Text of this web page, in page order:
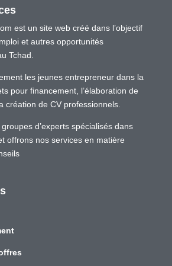
est un site web créé dans l’objectif
et autres opportunités
Tchad.
les jeunes entrepreneur dans la
pour financement, l’élaboration de
création de CV professionnels.
d’experts spécialisés dans
offrons nos services en matière